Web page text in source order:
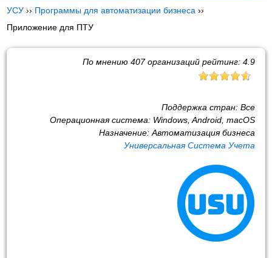
УСУ ›› Программы для автоматизации бизнеса ››
Приложение для ПТУ
По мнению 407организаций рейтинг: 4.9
Поддержка стран: Все
Операционная система: Windows, Android, macOS
Назначение: Автоматизация бизнеса
Универсальная Система Учета